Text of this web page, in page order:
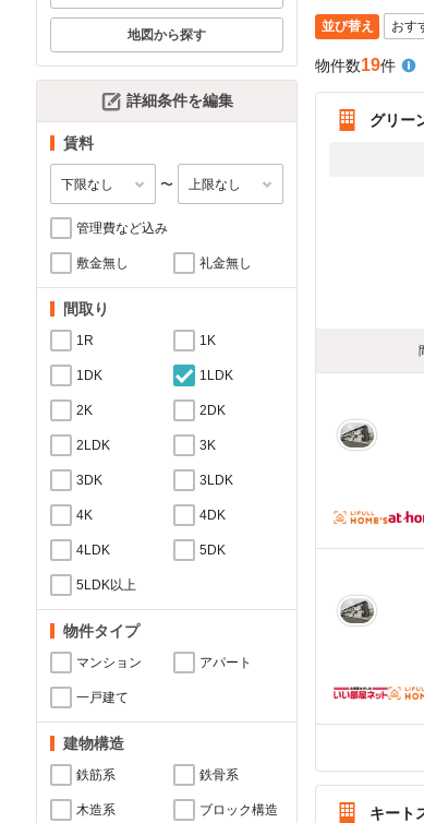
地図から探す
詳細条件を編集
賃料
〜
管理費など込み
敷金無し 礼金無し
間取り
1R 1K
1DK 1LDK
2K 2DK
2LDK 3K
3DK 3LDK
4K 4DK
4LDK 5DK
5LDK以上
物件タイプ
マンション アパート
一戸建て
建物構造
鉄筋系 鉄骨系
木造系 ブロック構造
並び替え
物件数19件
グリー
キート